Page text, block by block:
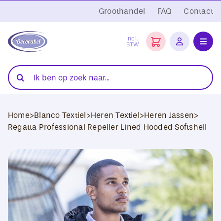
naar
inhoud
Groothandel FAQ Contact
Incl.
BTW
Folies
Transferpersen
Blanco Textiel
Hobby Artikelen
DTF Transfers
Zoeken
naar:
Home>Blanco Textiel>Heren Textiel>Heren Jassen>
Regatta Professional Repeller Lined Hooded Softshell